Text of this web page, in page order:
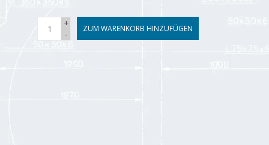
+
-
ZUM WARENKORB HINZUFÜGEN